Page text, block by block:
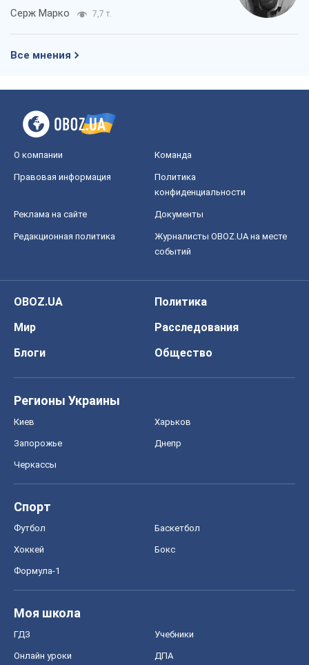
Серж Марко 7,7 т.
Все мнения
О компании Команда
Правовая информация
Политика
конфиденциальности
Реклама на сайте Документы
Редакционная политика
Журналисты OBOZ.UA на месте
событий
OBOZ.UA
Политика
Мир
Расследования
Блоги
Общество
Регионы Украины
Киев Харьков
Запорожье Днепр
Черкассы
Спорт
Футбол Баскетбол
Хоккей Бокс
Формула-1
Моя школа
ГДЗ Учебники
Онлайн уроки ДПА